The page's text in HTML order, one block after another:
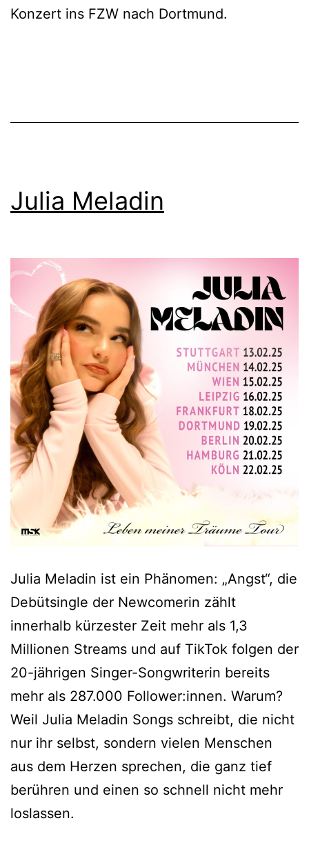
Konzert ins FZW nach Dortmund.
Julia Meladin
Julia Meladin ist ein Phänomen: „Angst“, die
Debütsingle der Newcomerin zählt
innerhalb kürzester Zeit mehr als 1,3
Millionen Streams und auf TikTok folgen der
20-jährigen Singer-Songwriterin bereits
mehr als 287.000 Follower:innen. Warum?
Weil Julia Meladin Songs schreibt, die nicht
nur ihr selbst, sondern vielen Menschen
aus dem Herzen sprechen, die ganz tief
berühren und einen so schnell nicht mehr
loslassen.